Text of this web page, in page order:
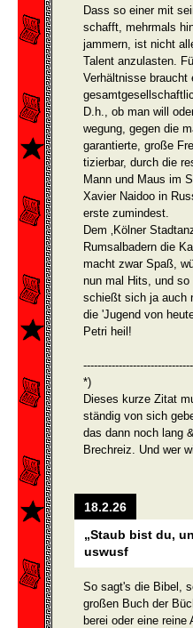
Dass so einer mit
schafft, mehrmals
jammern, ist nicht
Talent anzulasten.
Verhältnis­se braucht
D.h., ob man will
wegung, gegen die
garantierte, große
tizierbar, durch die
Mann und Maus im
Xavier Naidoo in
erste zumindest.
Dem ‚Kölner
Rumsalbadern die
macht zwar Spaß,
nun mal Hits, und so
schießt sich ja auch
die 'Jugend von
Petri heil!
*)
Dieses kurze Zitat
ständig von sich
das dann noch lang
Brechreiz. Und wer
18.2.26
„Staub bist du,
uswusf
So sagt's die Bibel,
großen Buch der
berei oder eine